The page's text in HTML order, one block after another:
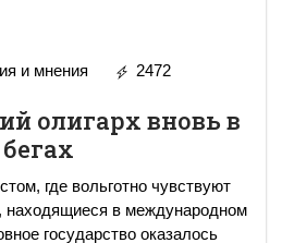
и мнения
2472
олигарх вновь в
бегах
где вольготно чувствуют
находящиеся в международном
государство оказалось